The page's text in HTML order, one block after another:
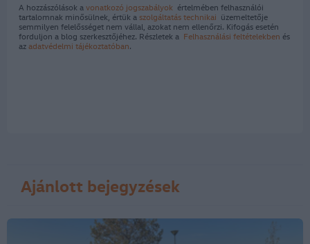
A hozzászólások avonatkozó jogszabályok értelmében felhasználói
tartalomnak minősülnek, értük a szolgáltatás technikai üzemeltetője
semmilyen felelősséget nem vállal, azokat nem ellenőrzi. Kifogás esetén
forduljon a blog szerkesztőjéhez. Részletek a Felhasználási feltételekben és
azadatvédelmi tájékoztatóban.
Ajánlott bejegyzések